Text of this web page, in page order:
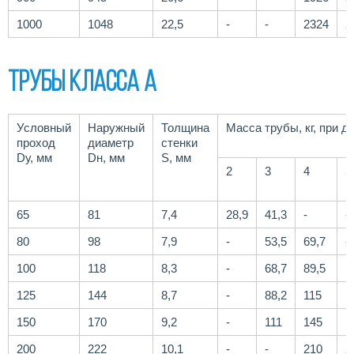
1000
1048 22,5 - - 2324
Трубы класса А
Условный
проход
Dу, мм
Наружный
диаметр
Dн, мм
Толщина
стенки
S, мм
Масса трубы, кг, при
2 3 4 5
65 81 7,4 28,9 41,3 -
-
80
98 7,9 - 53,5 69,7
-
100
118 8,3 - 68,7 89,5
125
144 8,7 - 88,2 115
150
170 9,2 - 111 145
200
222 10,1 - - 210